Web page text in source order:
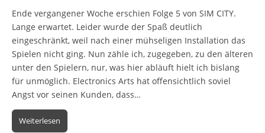
Ende vergangener Woche erschien Folge 5 von SIM CITY.
Lange erwartet. Leider wurde der Spaß deutlich
eingeschränkt, weil nach einer mühseligen Installation das
Spielen nicht ging. Nun zähle ich, zugegeben, zu den älteren
unter den Spielern, nur, was hier abläuft hielt ich bislang
für unmöglich. Electronics Arts hat offensichtlich soviel
Angst vor seinen Kunden, dass…
Weiterlesen